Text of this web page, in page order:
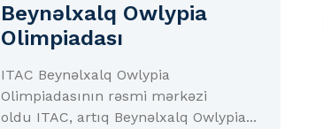
Beynəlxalq Owlypia
Olimpiadası
ITAC Beynəlxalq Owlypia
Olimpiadasının rəsmi mərkəzi
oldu ITAC, artıq Beynəlxalq Owlypia...